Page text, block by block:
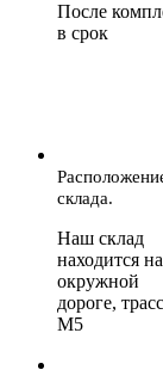
После
в срок
склада.
Наш склад
находится на
окружной
дороге,
М5